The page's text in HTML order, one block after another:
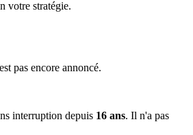
votre stratégie.
pas encore annoncé.
interruption depuis 16 ans. Il n'a pas